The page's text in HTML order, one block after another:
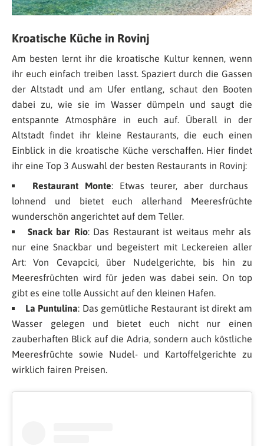
Kroatische Küche in Rovinj
Am besten lernt ihr die kroatische Kultur kennen, wenn
ihr euch einfach treiben lasst. Spaziert durch die Gassen
der Altstadt und am Ufer entlang, schaut den Booten
dabei zu, wie sie im Wasser dümpeln und saugt die
entspannte Atmosphäre in euch auf. Überall in der
Altstadt findet ihr kleine Restaurants, die euch einen
Einblick in die kroatische Küche verschaffen. Hier findet
ihr eine Top 3 Auswahl der besten Restaurants in Rovinj:
Restaurant Monte: Etwas teurer, aber durchaus
lohnend und bietet euch allerhand Meeresfrüchte
wunderschön angerichtet auf dem Teller.
Snack bar Rio: Das Restaurant ist weitaus mehr als
nur eine Snackbar und begeistert mit Leckereien aller
Art: Von Cevapcici, über Nudelgerichte, bis hin zu
Meeresfrüchten wird für jeden was dabei sein. On top
gibt es eine tolle Aussicht auf den kleinen Hafen.
La Puntulina: Das gemütliche Restaurant ist direkt am
Wasser gelegen und bietet euch nicht nur einen
zauberhaften Blick auf die Adria, sondern auch köstliche
Meeresfrüchte sowie Nudel- und Kartoffelgerichte zu
wirklich fairen Preisen.